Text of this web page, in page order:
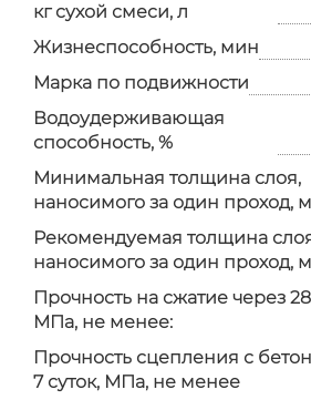
кг сухой смеси, л
Жизнеспособность, мин
Марка по подвижности
Водоудерживающая
способность, %
Минимальная толщина слоя,
наносимого за один проход,
Рекомендуемая толщина
наносимого за один проход,
Прочность на сжатие через 28
МПа, не менее:
Прочность сцепления с
7 суток, МПа, не менее